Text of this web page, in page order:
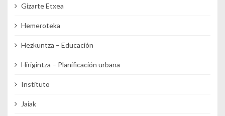
Gizarte Etxea
Hemeroteka
Hezkuntza – Educación
Hirigintza – Planificación urbana
Instituto
Jaiak